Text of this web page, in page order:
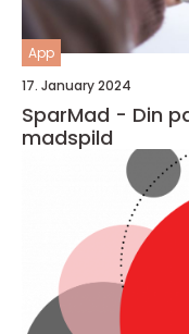
App
17. January 2024
SparMad - Din
madspild